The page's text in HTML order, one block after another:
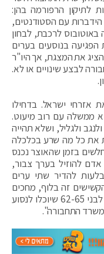
הקודם, ובו 9 דרישות לתיקון הרפורמה בהן:
הנסיעה חינם בתח"צ לבני 62-65, הידברות עם הסטודנטים,
באוטובוס לרכבת, לבחון
הפגיעה בנוסעים בערים
את המצגת, אך היו"ר
לבצע שינויים או לא.
אזרחי ישראל. בדחילו
ממשלה עם רוב מיעוט.
ולגליל, ושלא תהייה
את כל מה שרע בכלכלה
בזמן שהאוצר נכנס
להוזיל בערך צבור,
להדיר שתי ערים
זה בלוף, מחכים
שמישהו יהיה בן 75 לתת לו אוטובוס. תנו לבני 62-65 שיוכלו לנסוע
משרד התחבורה".